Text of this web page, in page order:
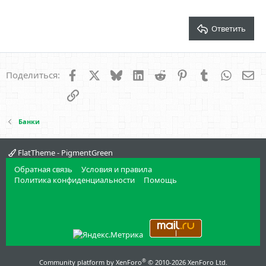
Ответить
Поделиться: Facebook BlueskyLinkedIn
Reddit PinterestTumblr
Ссылка
Банки
FlatTheme - PigmentGreen
Обратная связь
Условия и правила
Политика конфиденциальности
Помощь
Community platform by XenForo® © 2010-2026 XenForo Ltd.